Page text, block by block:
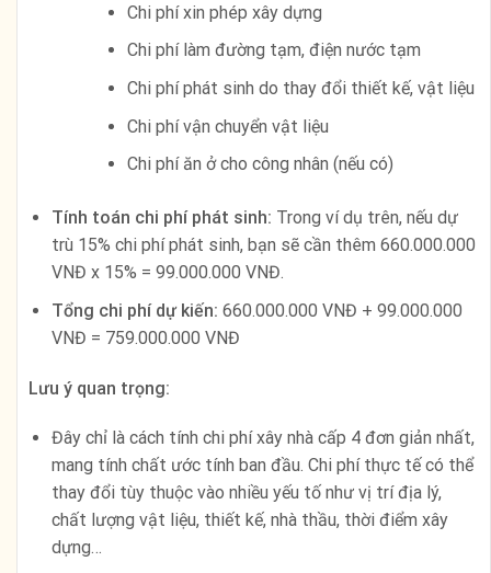
Chi phí xin phép xây dựng
Chi phí làm đường tạm, điện nước tạm
Chi phí phát sinh do thay đổi thiết kế, vật liệu
Chi phí vận chuyển vật liệu
Chi phí ăn ở cho công nhân (nếu có)
Tính toán chi phí phát sinh: Trong ví dụ trên, nếu dự
trù 15% chi phí phát sinh, bạn sẽ cần thêm 660.000.000
VNĐ x 15% = 99.000.000 VNĐ.
Tổng chi phí dự kiến: 660.000.000 VNĐ + 99.000.000
VNĐ = 759.000.000 VNĐ
Lưu ý quan trọng:
Đây chỉ là cách tính chi phí xây nhà cấp 4 đơn giản nhất,
mang tính chất ước tính ban đầu. Chi phí thực tế có thể
thay đổi tùy thuộc vào nhiều yếu tố như vị trí địa lý,
chất lượng vật liệu, thiết kế, nhà thầu, thời điểm xây
dựng…